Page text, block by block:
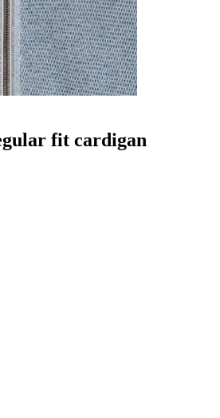
fit cardigan